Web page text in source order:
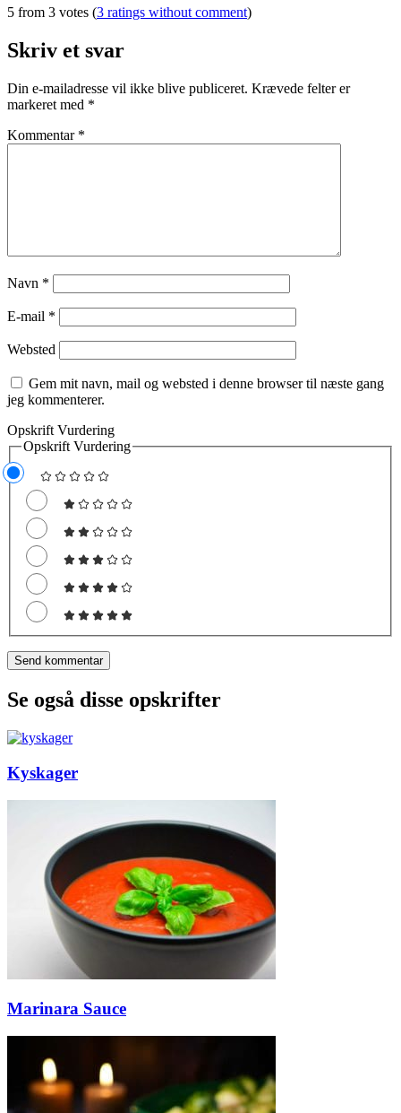
5 from 3 votes (3 ratings without comment)
Skriv et svar
Din e-mailadresse vil ikke blive publiceret. Krævede felter er
markeret med *
Kommentar *
Navn *
E-mail *
Websted
Gem mit navn, mail og websted i denne browser til næste gang
jeg kommenterer.
Opskrift Vurdering
Opskrift Vurdering
Se også disse opskrifter
Kyskager
Marinara Sauce